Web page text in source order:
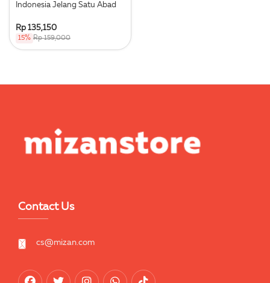
Indonesia Jelang Satu Abad
Rp 135,150
15% Rp 159,000
Contact Us
cs@mizan.com